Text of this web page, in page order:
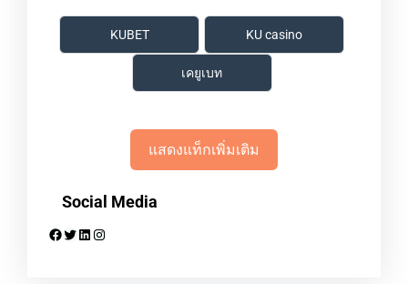
KUBET KU casino
เคยูเบท
แสดงแท็กเพิ่มเติม
Social Media
Facebook Twitter LinkedIn Instagram